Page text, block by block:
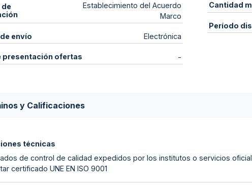
de
Establecimiento del Acuerdo
Marco
envío Electrónica
presentación ofertas -
Cantidad
Período
y Calificaciones
técnicas
de control de calidad expedidos por los institutos o servicios
certificado UNE EN ISO 9001